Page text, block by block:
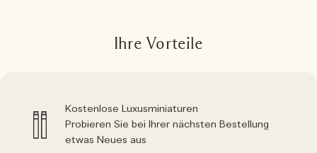
Ihre Vorteile
Kostenlose Luxusminiaturen
Probieren Sie bei Ihrer nächsten Bestellung
etwas Neues aus